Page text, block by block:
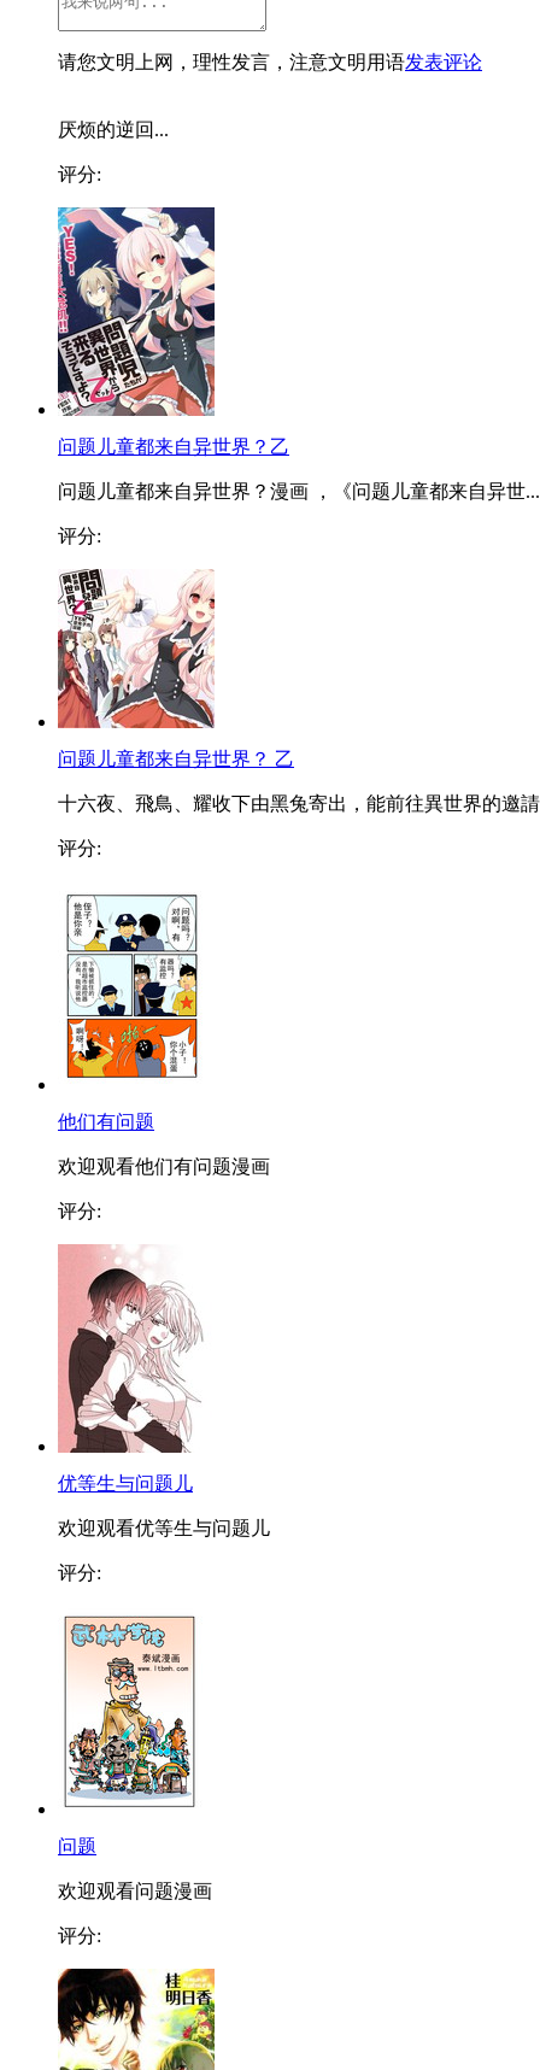
请您文明上网，理性发言，注意文明用语发表评论
厌烦的逆回...
评分:
问题儿童都来自异世界？乙
问题儿童都来自异世界？漫画 ，《问题儿童都来自异世...
评分:
问题儿童都来自异世界？ 乙
十六夜、飛鳥、耀收下由黑兔寄出，能前往異世界的邀
评分:
他们有问题
欢迎观看他们有问题漫画
评分:
优等生与问题儿
欢迎观看优等生与问题儿
评分:
问题
欢迎观看问题漫画
评分: